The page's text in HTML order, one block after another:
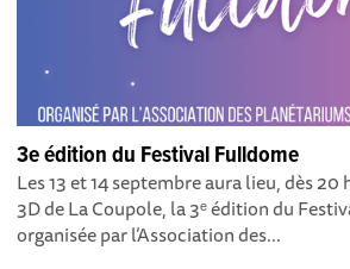
3e édition du Festival Fulldome
Les 13 et 14 septembre aura lieu, dès
3D de La Coupole, la 3ᵉ édition du
organisée par l’Association des...